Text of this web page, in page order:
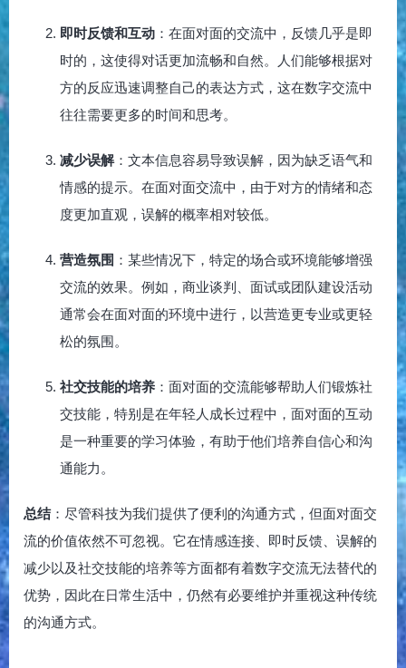
即时反馈和互动 ：在面对面的交流中，反馈几乎是即
时的，这使得对话更加流畅和自然。人们能够根据对
方的反应迅速调整自己的表达方式，这在数字交流中
往往需要更多的时间和思考。
减少误解：文本信息容易导致误解，因为缺乏语气和
情感的提示。在面对面交流中，由于对方的情绪和态
度更加直观，误解的概率相对较低。
营造氛围 ：某些情况下，特定的场合或环境能够增强
交流的效果。例如，商业谈判、面试或团队建设活动
通常会在面对面的环境中进行，以营造更专业或更轻
松的氛围。
社交技能的培养 ：面对面的交流能够帮助人们锻炼社
交技能，特别是在年轻人成长过程中，面对面的互动
是一种重要的学习体验，有助于他们培养自信心和沟
通能力。
总结：尽管科技为我们提供了便利的沟通方式，但面对面交
流的价值依然不可忽视。它在情感连接、即时反馈、误解的
减少以及社交技能的培养等方面都有着数字交流无法替代的
优势，因此在日常生活中，仍然有必要维护并重视这种传统
的沟通方式。